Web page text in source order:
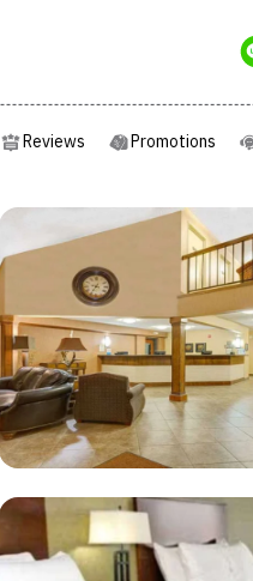
Reviews Promotions